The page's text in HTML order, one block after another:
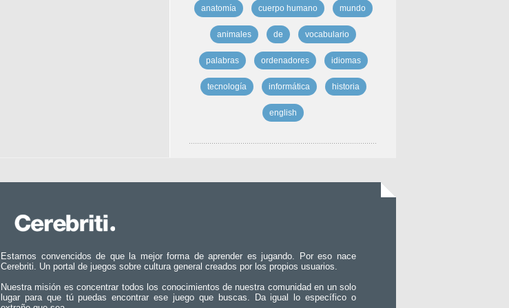
anatomía cuerpo humano mundo
animales de vocabulario
palabras ordenadores idiomas
tecnología informática historia
english
Estamos convencidos de que la mejor forma de aprender es jugando. Por eso nace
Cerebriti. Un portal de juegos sobre cultura general creados por los propios usuarios.
Nuestra misión es concentrar todos los conocimientos de nuestra comunidad en un solo
lugar para que tú puedas encontrar ese juego que buscas. Da igual lo específico o